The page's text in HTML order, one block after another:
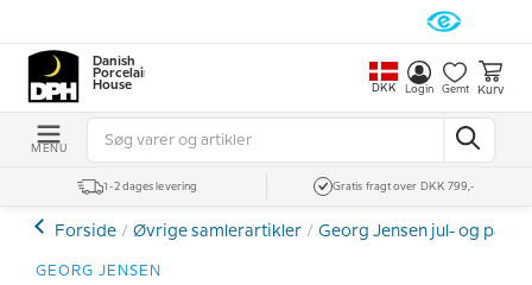
Danish
Porcelain
House
DKK Login Gemt Kurv
MENU
1-2 dages levering Gratis fragt over DKK 799,-
Forside Øvrige samlerartikler Georg Jensen jul- og
GEORG JENSEN